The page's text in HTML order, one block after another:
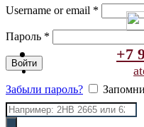
Username or email *
Пароль *
Войти
Забыли пароль?
+7
Поиск
товаров